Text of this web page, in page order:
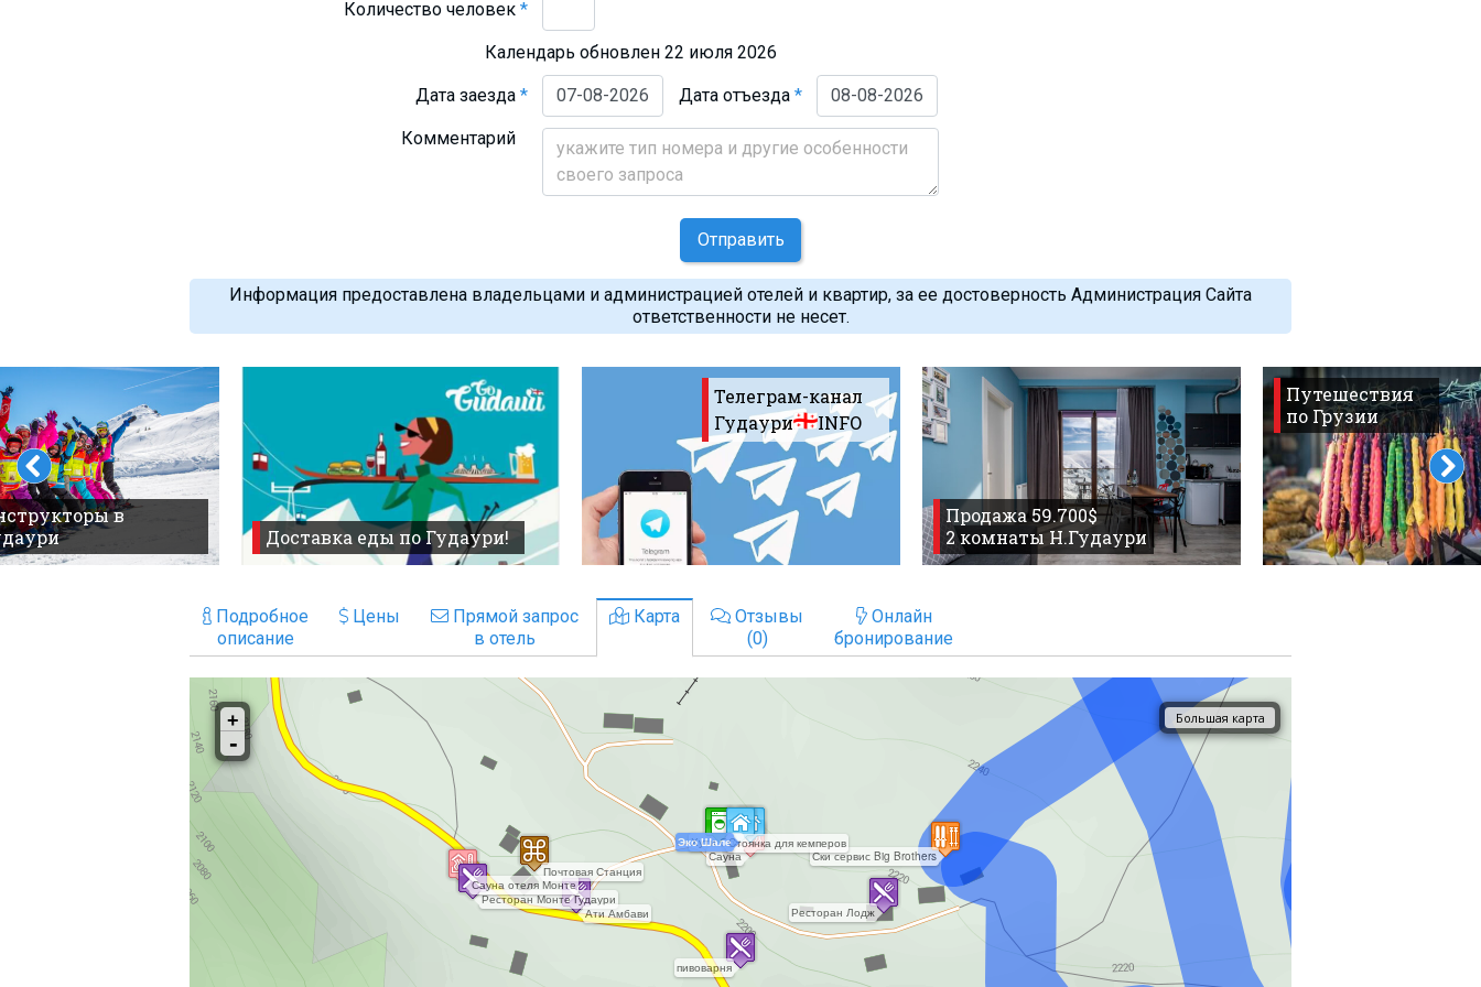
Количество человек*
Календарь обновлен 22 июля 2026
Дата заезда* Дата отъезда*
Комментарий
Отправить
Информация предоставлена владельцами и администрацией отелей и квартир, за ее достоверность Администрация Сайта
ответственности не несет.
в
Доставка еды по Гудаури!
Телеграм-канал
Гудаури
INFO
Продажа 59.700$
2 комнаты Н.Гудаури
Путешествия
по Грузии
Подробное
описание
Цены
Прямой запрос
в отель
Карта
Отзывы
(0)
Онлайн
бронирование